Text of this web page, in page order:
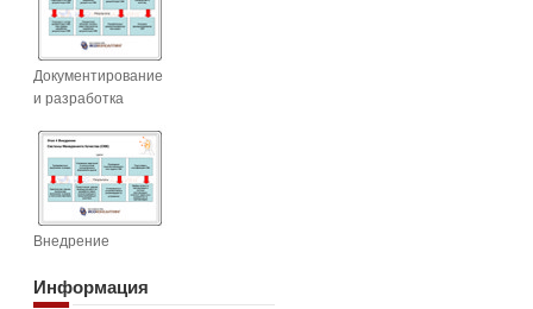
Документирование
и разработка
Внедрение
Информация